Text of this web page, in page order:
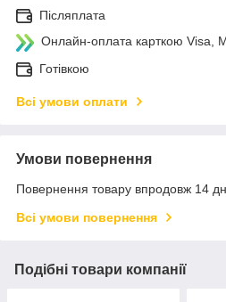
Післяплата
Онлайн-оплата карткою Visa,
Готівкою
Всі умови оплати
Умови повернення
Повернення товару впродовж 14
Всі умови повернення
Подібні товари компанії